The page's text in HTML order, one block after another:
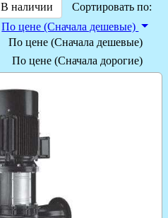
В наличии
Сортировать по:
По цене (Сначала дешевые)
По цене (Сначала дешевые)
По цене (Сначала дорогие)